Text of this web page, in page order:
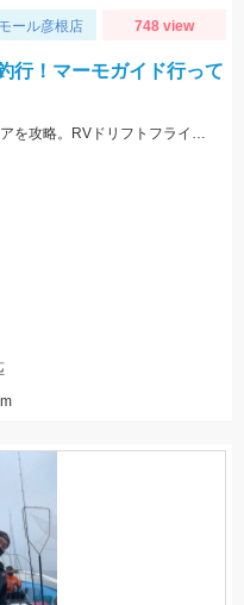
ール彦根店 748 view
！マーモガイド行って
アフター回復のバスを狙ってシャローエリアを攻略。RVドリフトフライ、フリックシェイク4.8インチでの釣果でした。